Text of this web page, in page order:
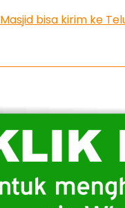
bisa kirim ke